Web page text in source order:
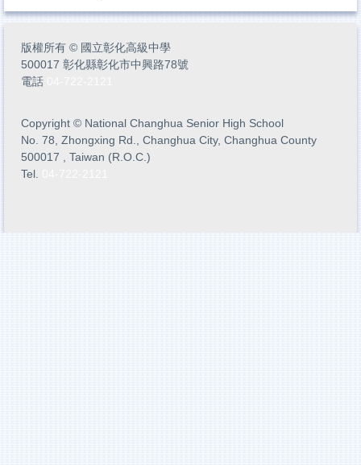
版權所有 © 國立彰化高級中學
500017 彰化縣彰化市中興路78號
電話
Copyright © National Changhua Senior High School
No. 78, Zhongxing Rd., Changhua City, Changhua County
500017 , Taiwan (R.O.C.)
Tel.